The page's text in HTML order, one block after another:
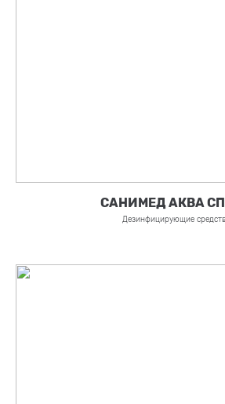
САНИМЕД АКВА
Дезинфицирующие